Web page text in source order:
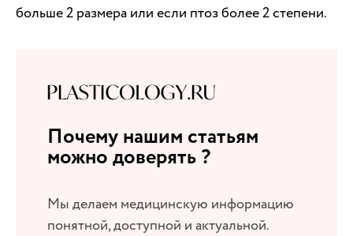
больше 2 размера или если птоз более 2 степени.
Почему нашим статьям
можно доверять ?
Мы делаем медицинскую информацию
понятной, доступной и актуальной.